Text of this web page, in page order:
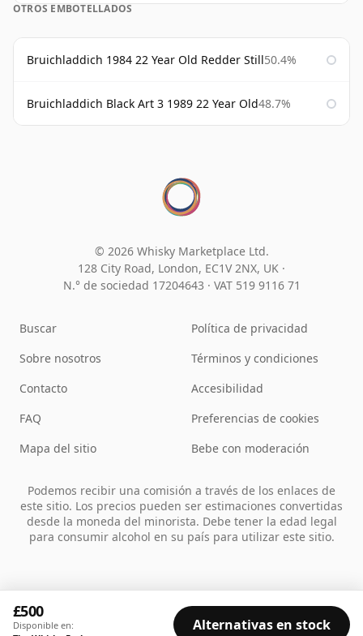
OTROS EMBOTELLADOS
Bruichladdich 1984 22 Year Old Redder Still50.4%
Bruichladdich Black Art 3 1989 22 Year Old48.7%
£500
Disponible en:
Alternativas en stock
© 2026 Whisky Marketplace Ltd.
128 City Road, London, EC1V 2NX, UK ·
N.° de sociedad 17204643 · VAT 519 9116 71
Buscar
Sobre nosotros
Contacto
FAQ
Mapa del sitio
Política de privacidad
Términos y condiciones
Accesibilidad
Preferencias de cookies
Bebe con moderación
Podemos recibir una comisión a través de los enlaces de
este sitio. Los precios pueden ser estimaciones convertidas
desde la moneda del minorista. Debe tener la edad legal
para consumir alcohol en su país para utilizar este sitio.